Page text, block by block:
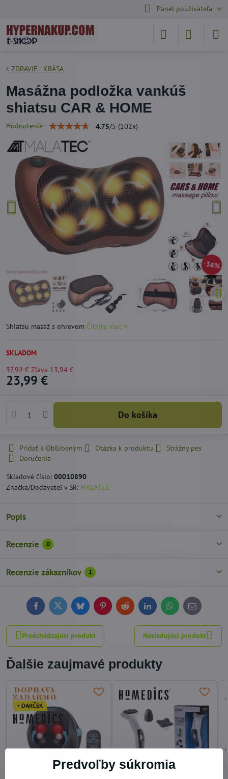
Panel používateľa
36%
ZDRAVIE - KRÁSA
Masážna podložka vankúš
shiatsu CAR & HOME
Hodnotenie 4.75/5 (102x)
Shiatsu masáž s ohrevom Čítajte viac
SKLADOM
37,92 € Zľava 13,94 €
23,99 €
Do košíka
Pridať k Obľúbeným Otázka k produktu
Strážny pes
Doručenia
Skladové číslo: 00010890
Značka/Dodávateľ v SR: MALATEC
Popis
Recenzie 0
Recenzie zákazníkov 1
FacebookTwitterBlueskyPinterestReddit LinkedInWhatsApp
E-
mail
Predchádzajúci produkt Nasledujúci produkt
Ďalšie zaujmavé produkty
34%
+ DARČEK
Predvoľby súkromia